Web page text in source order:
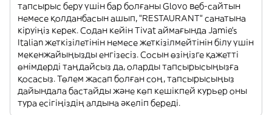
тапсырыс беру үшін бар болғаны Glovo веб-сайтын
немесе қолданбасын ашып, "RESTAURANT" санатына
кіруіңіз керек. Содан кейін Tivat аймағында Jamie's
Italian жеткізілетінін немесе жеткізілмейтінін білу үшін
мекенжайыңызды енгізесіз. Сосын өзіңізге қажетті
өнімдерді таңдайсыз да, оларды тапсырысыңызға
қосасыз. Төлем жасап болған соң, тапсырысыңыз
дайындала бастайды және көп кешікпей курьер оны
тура есігіңіздің алдына әкеліп береді.